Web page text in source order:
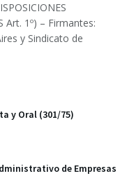
Art. 1º) – Firmantes:
y Sindicato de
y Oral (301/75)
de Empresas